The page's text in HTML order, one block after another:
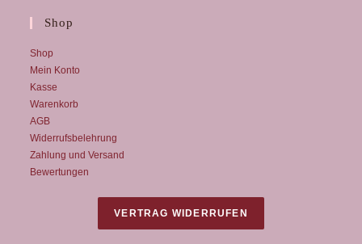
Shop
Shop
Mein Konto
Kasse
Warenkorb
AGB
Widerrufsbelehrung
Zahlung und Versand
Bewertungen
VERTRAG WIDERRUFEN